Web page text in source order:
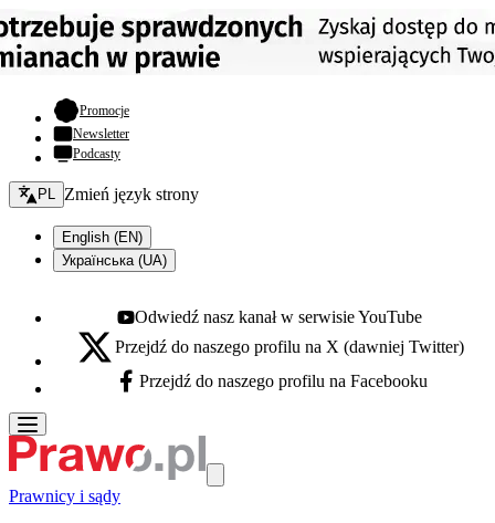
Promocje- otwiera się w nowej karcie
Newsletter
Podcasty
Zmień język - bieżący:
PL Zmień język strony
English (EN)
Українська (UA)
Youtube - otwiera się w nowej karcie
Odwiedź nasz kanał w serwisie YouTube
X - otwiera się w nowej karcie
Przejdź do naszego profilu na X (dawniej Twitter)
Facebook - otwiera się w nowej karcie
Przejdź do naszego profilu na Facebooku
Prawnicy i sądy